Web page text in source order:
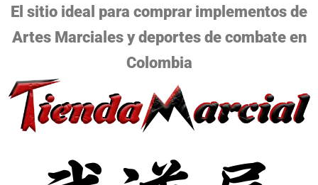
El sitio ideal para comprar implementos de
Artes Marciales y deportes de combate en
Colombia